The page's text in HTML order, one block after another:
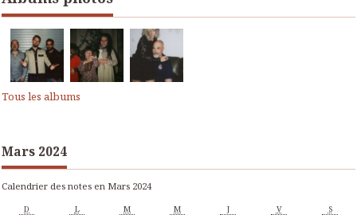
Tous les albums
Mars 2024
Calendrier des notes en Mars 2024
D L M M J V S